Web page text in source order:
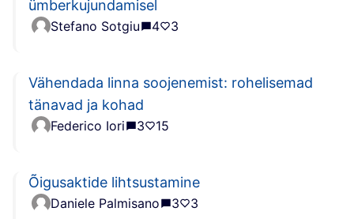
ümberkujundamisel
Stefano Sotgiu 4 3
Vähendada linna soojenemist: rohelisemad
tänavad ja kohad
Federico Iori 3 15
Õigusaktide lihtsustamine
Daniele Palmisano 3 3